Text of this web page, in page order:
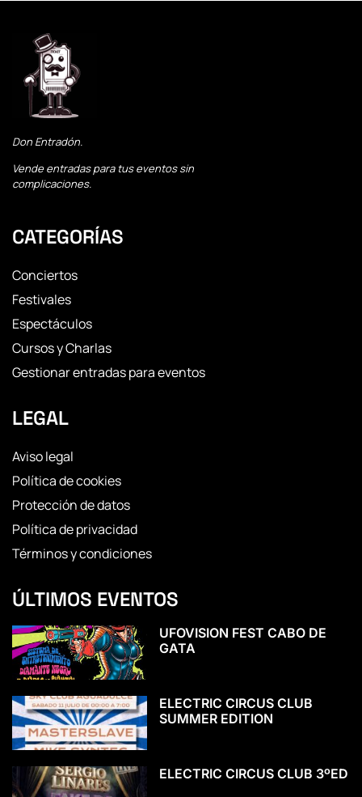
Don Entradón.
Vende entradas para tus eventos sin
complicaciones.
CATEGORÍAS
Conciertos
Festivales
Espectáculos
Cursos y Charlas
Gestionar entradas para eventos
LEGAL
Aviso legal
Política de cookies
Protección de datos
Política de privacidad
Términos y condiciones
ÚLTIMOS EVENTOS
UFOVISION FEST CABO DE
GATA
ELECTRIC CIRCUS CLUB
SUMMER EDITION
ELECTRIC CIRCUS CLUB 3ºED